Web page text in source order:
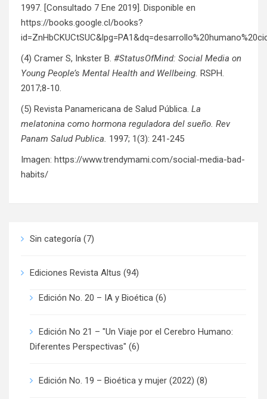
1997. [Consultado 7 Ene 2019]. Disponible en
https://books.google.cl/books?
(4) Cramer S, Inkster B. #StatusOfMind: Social Media on
Young People’s Mental Health and Wellbeing. RSPH.
2017;8-10.
(5) Revista Panamericana de Salud Pública. La
melatonina como hormona reguladora del sueño. Rev
Panam Salud Publica. 1997; 1(3): 241-245
Imagen: https://www.trendymami.com/social-media-bad-
habits/
Sin categoría (7)
Ediciones Revista Altus (94)
Edición No. 20 – IA y Bioética (6)
Edición No 21 – "Un Viaje por el Cerebro Humano:
Diferentes Perspectivas" (6)
Edición No. 19 – Bioética y mujer (2022) (8)